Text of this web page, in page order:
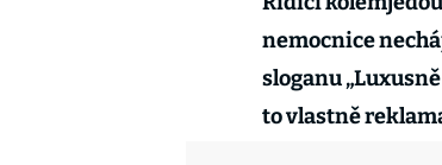
nemocnice
sloganu
to vlastně